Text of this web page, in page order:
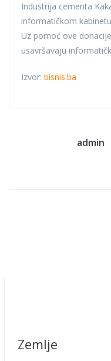
Industrija cementa
informatičkom
Uz pomoć ove
usavršavaju
Izvor: bisnis.ba
admin
Zemlje